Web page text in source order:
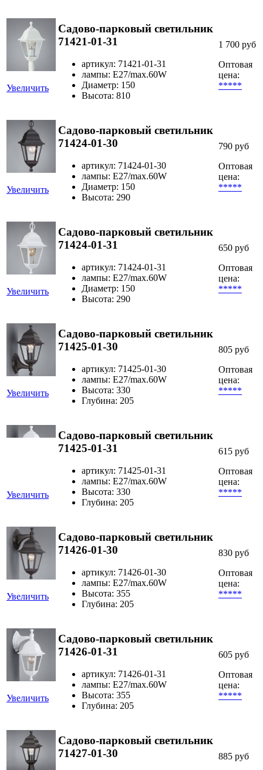
Увеличить
Садово-парковый светильник
71421-01-31
артикул: 71421-01-31
лампы: E27/max.60W
Диаметр: 150
Высота: 810
1 700 руб
Оптовая
цена:
*****
Увеличить
Садово-парковый светильник
71424-01-30
артикул: 71424-01-30
лампы: E27/max.60W
Диаметр: 150
Высота: 290
790 руб
Оптовая
цена:
*****
Увеличить
Садово-парковый светильник
71424-01-31
артикул: 71424-01-31
лампы: E27/max.60W
Диаметр: 150
Высота: 290
650 руб
Оптовая
цена:
*****
Увеличить
Садово-парковый светильник
71425-01-30
артикул: 71425-01-30
лампы: E27/max.60W
Высота: 330
Глубина: 205
805 руб
Оптовая
цена:
*****
Увеличить
Садово-парковый светильник
71425-01-31
артикул: 71425-01-31
лампы: E27/max.60W
Высота: 330
Глубина: 205
615 руб
Оптовая
цена:
*****
Увеличить
Садово-парковый светильник
71426-01-30
артикул: 71426-01-30
лампы: E27/max.60W
Высота: 355
Глубина: 205
830 руб
Оптовая
цена:
*****
Увеличить
Садово-парковый светильник
71426-01-31
артикул: 71426-01-31
лампы: E27/max.60W
Высота: 355
Глубина: 205
605 руб
Оптовая
цена:
*****
Садово-парковый светильник
71427-01-30
885 руб